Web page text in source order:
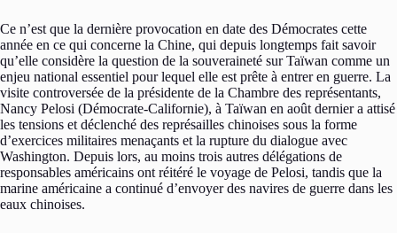
Ce n’est que la dernière provocation en date des Démocrates cette
année en ce qui concerne la Chine, qui depuis longtemps fait savoir
qu’elle considère la question de la souveraineté sur Taïwan comme un
enjeu national essentiel pour lequel elle est prête à entrer en guerre. La
visite controversée de la présidente de la Chambre des représentants,
Nancy Pelosi (Démocrate-Californie), à Taïwan en août dernier a attisé
les tensions et déclenché des représailles chinoises sous la forme
d’exercices militaires menaçants et la rupture du dialogue avec
Washington. Depuis lors, au moins trois autres délégations de
responsables américains ont réitéré le voyage de Pelosi, tandis que la
marine américaine a continué d’envoyer des navires de guerre dans les
eaux chinoises.